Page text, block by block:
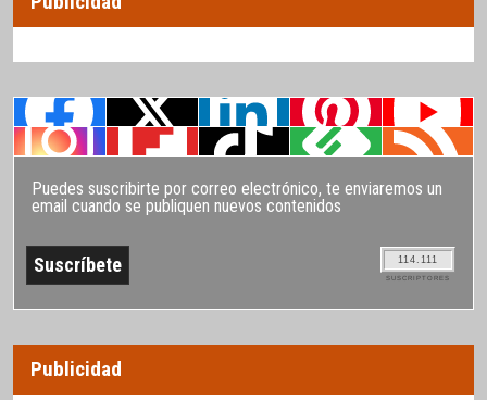
Puedes suscribirte por correo electrónico, te enviaremos un
email cuando se publiquen nuevos contenidos
114.111
SUSCRIPTORES
Publicidad